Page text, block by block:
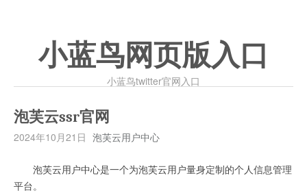
小蓝鸟网页版入口
小蓝鸟twitter官网入口
泡芙云ssr官网
2024年10月21日 泡芙云用户中心
泡芙云用户中心是一个为泡芙云用户量身定制的个人信息管理
平台。